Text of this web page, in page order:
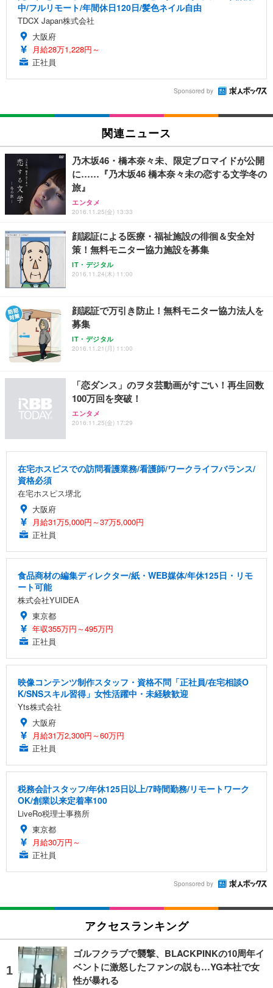
中/フルリモート/年間休日120日/髪色ネイル自由
TDCX Japan株式会社
大阪府
月給28万1,228円～
正社員
Sponsored by
関連ニュース
乃木坂46・橋本奈々未、限定ブロマイドが公開
に……『乃木坂46 橋本奈々未の恋する文学冬の
旅』
エンタメ
2016.11.25(金) 13:33
顔認証による医療・福祉施設の徘徊＆安全対
策！無料モニター協力施設を募集
IT・デジタル
2016.11.24(木) 11:00
顔認証で万引き防止！無料モニター協力法人を
募集
IT・デジタル
2016.11.21(月) 11:00
「恋ダンス」のヲタ芸動画がすごい！再生回数
100万回を突破！
エンタメ
2016.11.25(金) 17:29
在宅ホスピスでの訪問看護業務/看護師/ワークライフバランス/
資格必須
在宅ホスピス堺北
大阪府
月給31万5,000円～37万5,000円
正社員
食品商材の編集ディレクター/紙・WEB媒体/年休125日・リモ
ート可能
株式会社YUIDEA
東京都
年収355万円～495万円
正社員
映像コンテンツ制作スタッフ・資格不問「正社員/在宅相談O
K/SNSスキル習得」女性活躍中・未経験歓迎
Yts株式会社
大阪府
月給31万2,300円～60万円
正社員
税務会計スタッフ/年休125日以上/7時間勤務/リモートワーク
OK/創業以来定着率100
LiveRo税理士事務所
東京都
月給30万円～
正社員
Sponsored by
アクセスランキング
ゴルフクラブで襲撃、BLACKPINKの10周年イ
ベントに激怒したファンの説も…YG本社で女
性が暴れる